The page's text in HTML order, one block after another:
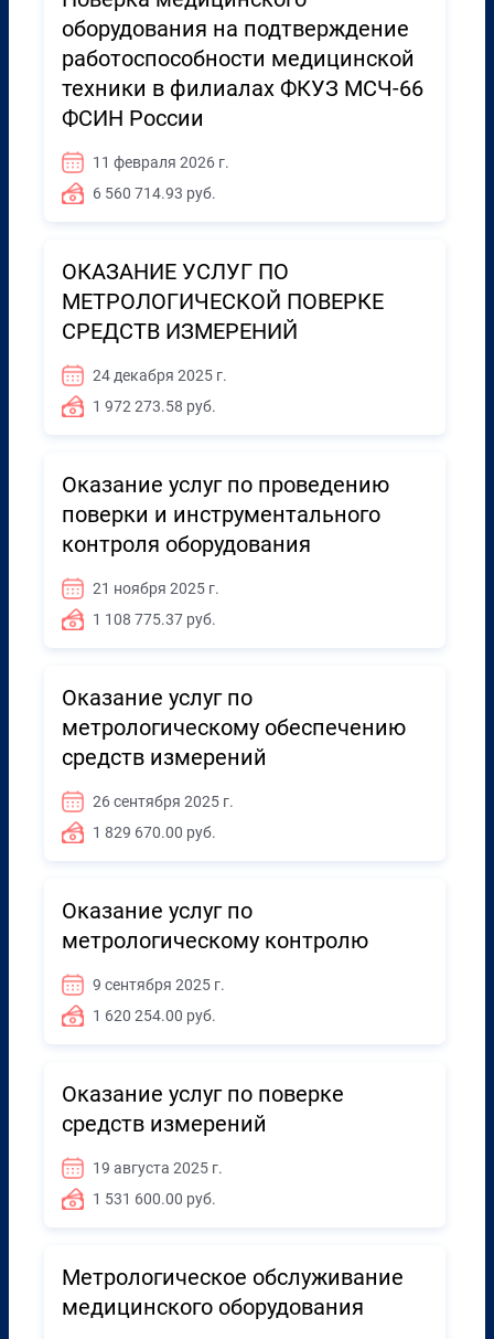
оборудования на подтверждение
работоспособности медицинской
техники в филиалах ФКУЗ МСЧ-66
ФСИН России
11 февраля 2026 г.
6 560 714.93 руб.
ОКАЗАНИЕ УСЛУГ ПО
МЕТРОЛОГИЧЕСКОЙ ПОВЕРКЕ
СРЕДСТВ ИЗМЕРЕНИЙ
24 декабря 2025 г.
1 972 273.58 руб.
Оказание услуг по проведению
поверки и инструментального
контроля оборудования
21 ноября 2025 г.
1 108 775.37 руб.
Оказание услуг по
метрологическому обеспечению
средств измерений
26 сентября 2025 г.
1 829 670.00 руб.
Оказание услуг по
метрологическому контролю
9 сентября 2025 г.
1 620 254.00 руб.
Оказание услуг по поверке
средств измерений
19 августа 2025 г.
1 531 600.00 руб.
Метрологическое обслуживание
медицинского оборудования